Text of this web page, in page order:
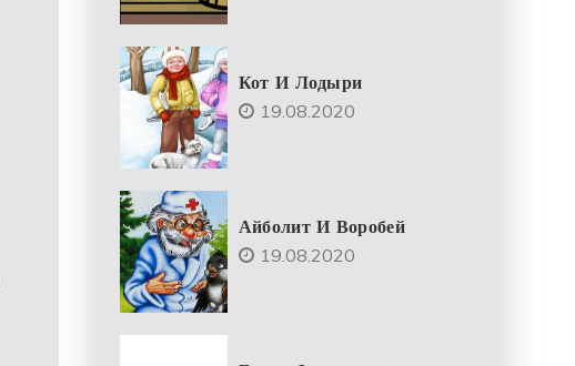
Кот И Лодыри
19.08.2020
Айболит И Воробей
19.08.2020